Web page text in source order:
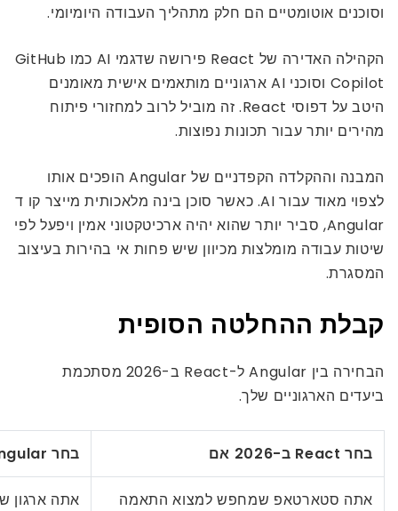
וסוכנים אוטומטיים הם חלק מתהליך העבודה היומיומי.
הקהילה האדירה של React פירושה שדגמי AI כמו GitHub
Copilot וסוכני AI ארגוניים מותאמים אישית מאומנים
היטב על דפוסי React. זה מוביל לרוב למחזורי פיתוח
מהירים יותר עבור תכונות נפוצות.
המבנה וההקלדה הקפדניים של Angular הופכים אותו
לצפוי מאוד עבור AI. כאשר סוכן בינה מלאכותית מייצר קו ד
Angular, סביר יותר שהוא יהיה ארכיטקטוני אמין ויפעל לפי
שיטות עבודה מומלצות מכיוון שיש פחות אי בהירות בעיצוב
המסגרת.
קבלת ההחלטה הסופית
הבחירה בין Angular ל-React ב-2026 מסתכמת
ביעדים הארגוניים שלך.
בחר React ב-2026 אם בחר Angular ב-2026 אם
אתה סטארטאפ שמחפש למצוא התאמה
אתה ארגון